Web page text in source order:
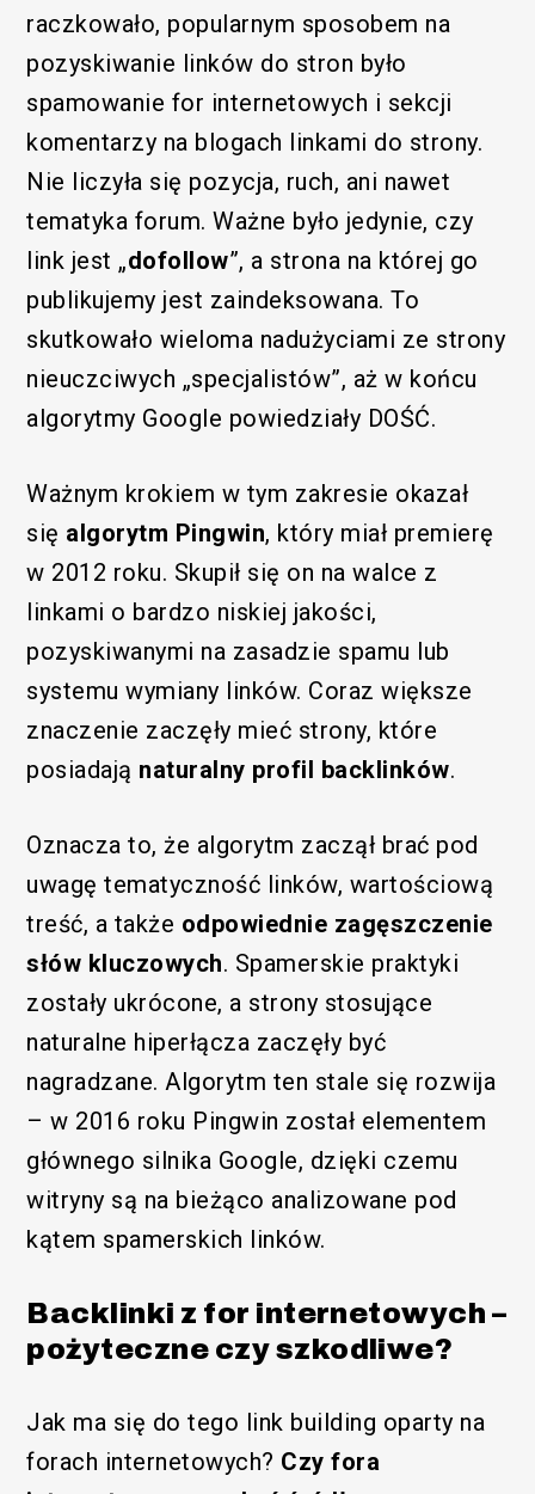
raczkowało, popularnym sposobem na
pozyskiwanie linków do stron było
spamowanie for internetowych i sekcji
komentarzy na blogach linkami do strony.
Nie liczyła się pozycja, ruch, ani nawet
tematyka forum. Ważne było jedynie, czy
link jest „dofollow”, a strona na której go
publikujemy jest zaindeksowana. To
skutkowało wieloma nadużyciami ze strony
nieuczciwych „specjalistów”, aż w końcu
algorytmy Google powiedziały DOŚĆ.
Ważnym krokiem w tym zakresie okazał
się algorytm Pingwin, który miał premierę
w 2012 roku. Skupił się on na walce z
linkami o bardzo niskiej jakości,
pozyskiwanymi na zasadzie spamu lub
systemu wymiany linków. Coraz większe
znaczenie zaczęły mieć strony, które
posiadają naturalny profil backlinków.
Oznacza to, że algorytm zaczął brać pod
uwagę tematyczność linków, wartościową
treść, a także odpowiednie zagęszczenie
słów kluczowych. Spamerskie praktyki
zostały ukrócone, a strony stosujące
naturalne hiperłącza zaczęły być
nagradzane. Algorytm ten stale się rozwija
– w 2016 roku Pingwin został elementem
głównego silnika Google, dzięki czemu
witryny są na bieżąco analizowane pod
kątem spamerskich linków.
Backlinki z for internetowych –
pożyteczne czy szkodliwe?
Jak ma się do tego link building oparty na
forach internetowych? Czy fora